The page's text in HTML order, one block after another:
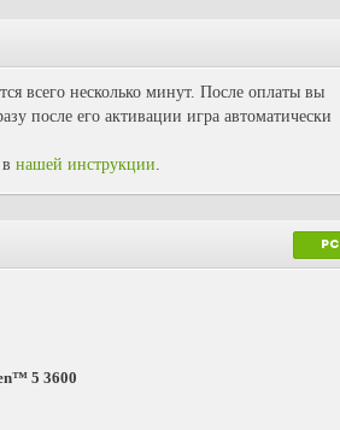
всего несколько минут. После оплаты вы
после его активации игра автоматически
нашей инструкции.
PC
5 3600